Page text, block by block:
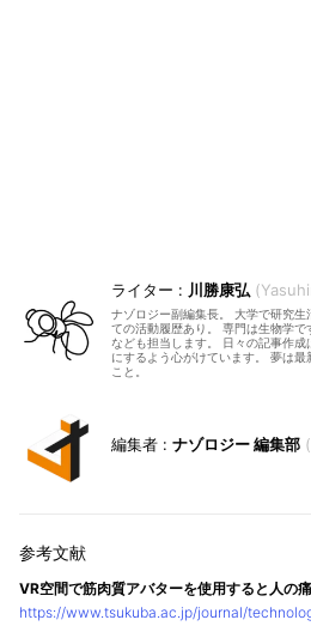
川勝康弘
ナゾロジー副編集長。 大学で研究生
ての活動履歴あり。 専門は生物学
なども担当します。 日々の記事作
にするよう心がけています。 夢は
こと。
ナゾロジー 編集部
VR空間で筋肉質アバターを使用すると人の
https://www.tsukuba.ac.jp/journal/